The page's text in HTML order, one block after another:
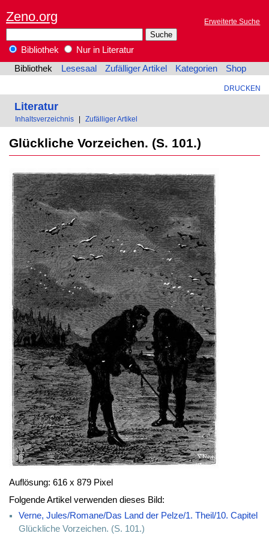
Zeno.org Erweiterte Suche
Bibliothek
Nur in Literatur
Bibliothek
Lesesaal Zufälliger Artikel Kategorien Shop
DRUCKEN
Literatur
Inhaltsverzeichnis Zufälliger Artikel
Glückliche Vorzeichen. (S. 101.)
Auflösung: 616 x 879 Pixel
Folgende Artikel verwenden dieses Bild:
Verne, Jules/Romane/Das Land der Pelze/1. Theil/10. Capitel
Glückliche Vorzeichen. (S. 101.)